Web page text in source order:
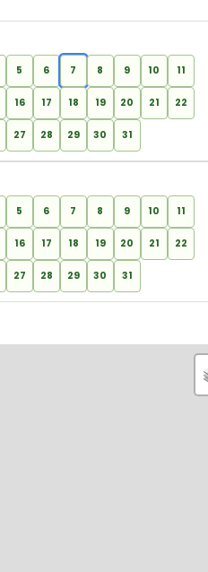
5 6 7 8 9 10 11
16 17 18 19 20 21 22
27 28 29 30 31
5 6 7 8 9 10 11
16 17 18 19 20 21 22
27 28 29 30 31